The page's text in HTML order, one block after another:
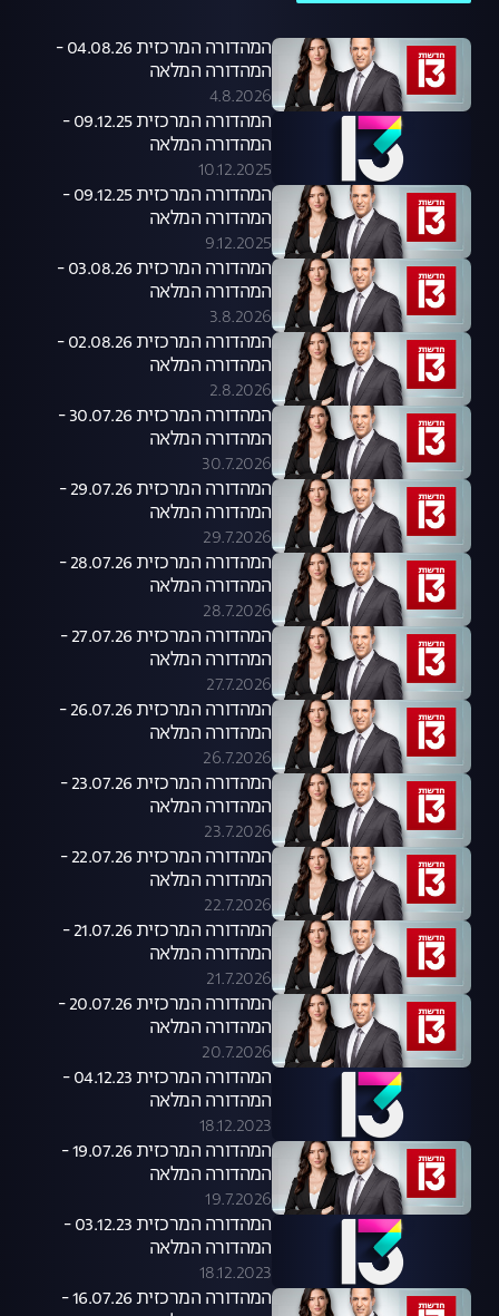
המהדורה המרכזית 04.08.26 -
המהדורה המלאה
4.8.2026
המהדורה המרכזית 09.12.25 -
המהדורה המלאה
10.12.2025
המהדורה המרכזית 09.12.25 -
המהדורה המלאה
9.12.2025
המהדורה המרכזית 03.08.26 -
המהדורה המלאה
3.8.2026
המהדורה המרכזית 02.08.26 -
המהדורה המלאה
2.8.2026
המהדורה המרכזית 30.07.26 -
המהדורה המלאה
30.7.2026
המהדורה המרכזית 29.07.26 -
המהדורה המלאה
29.7.2026
המהדורה המרכזית 28.07.26 -
המהדורה המלאה
28.7.2026
המהדורה המרכזית 27.07.26 -
המהדורה המלאה
27.7.2026
המהדורה המרכזית 26.07.26 -
המהדורה המלאה
26.7.2026
המהדורה המרכזית 23.07.26 -
המהדורה המלאה
23.7.2026
המהדורה המרכזית 22.07.26 -
המהדורה המלאה
22.7.2026
המהדורה המרכזית 21.07.26 -
המהדורה המלאה
21.7.2026
המהדורה המרכזית 20.07.26 -
המהדורה המלאה
20.7.2026
המהדורה המרכזית 04.12.23 -
המהדורה המלאה
18.12.2023
המהדורה המרכזית 19.07.26 -
המהדורה המלאה
19.7.2026
המהדורה המרכזית 03.12.23 -
המהדורה המלאה
18.12.2023
המהדורה המרכזית 16.07.26 -